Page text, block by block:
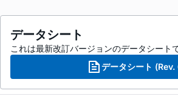
データシート
これは最新改訂バージョンのデータシートで
データシート (Rev.